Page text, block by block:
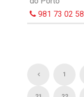
981 73 02 58
1